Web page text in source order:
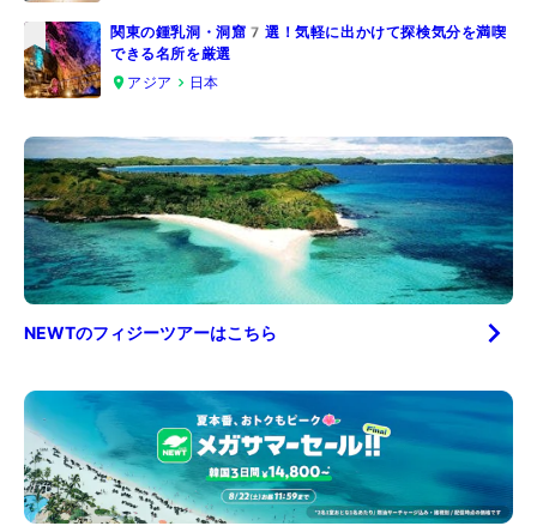
5
関東の鍾乳洞・洞窟7選！気軽に出かけて探検気分を満喫
できる名所を厳選
アジア
日本
NEWTのフィジーツアーはこちら